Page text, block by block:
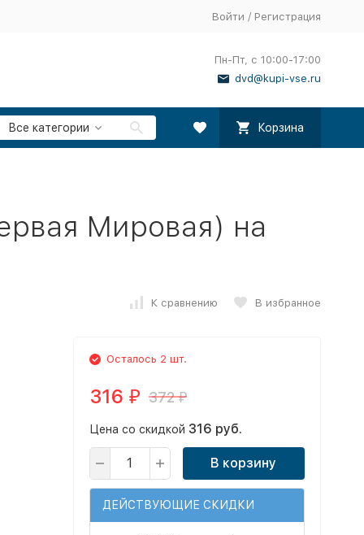
Войти / Регистрация
Пн-Пт, с 10:00-17:00
dvd@kupi-vse.ru
Все категории Корзина
Мировая) на
К сравнению В избранное
Осталось 2 шт.
316 ₽ 372₽
Цена со скидкой 316 руб.
В корзину
ДЕЙСТВУЮЩИЕ СКИДКИ